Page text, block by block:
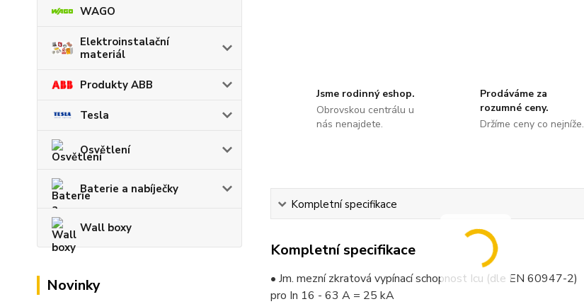
WAGO
Elektroinstalační
materiál
Produkty ABB
Tesla
Osvětlení
Baterie a nabíječky
Wall boxy
Novinky
Jsme rodinný eshop.
Obrovskou centrálu u
nás nenajdete.
Prodáváme za
rozumné ceny.
Držíme ceny co nejníže.
Kompletní specifikace
Kompletní specifikace
• Jm. mezní zkratová vypínací schopnost Icu (dle EN 60947-2)
pro In 16 - 63 A = 25 kA